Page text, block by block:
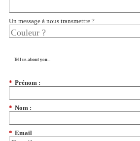
Un message à nous transmettre ?
Tell us about you...
* Prénom :
* Nom :
* Email